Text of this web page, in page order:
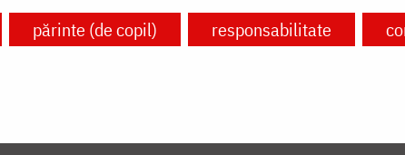
părinte (de copil) responsabilitate